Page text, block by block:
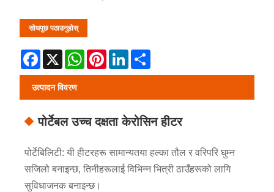
सोधपुछ पठाउनुहोस्
Facebook
X WhatsApp
PinterestLinkedIn
उत्पादन विवरण
पोर्टेबल उच्च दक्षता केरोसिन हीटर
पोर्टेबिलिटी: यी हीटरहरू सामान्यतया हल्का तौल र वरिपरि घुम्न
सजिलो बनाइन्छ, तिनीहरूलाई विभिन्न भित्री ठाउँहरूको लागि
सुविधाजनक बनाइन्छ।